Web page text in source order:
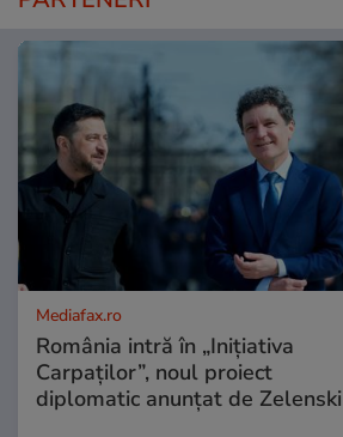
Mediafax.ro
România intră în „Inițiativa
Carpaților”, noul proiect
diplomatic anunțat de Zelenski